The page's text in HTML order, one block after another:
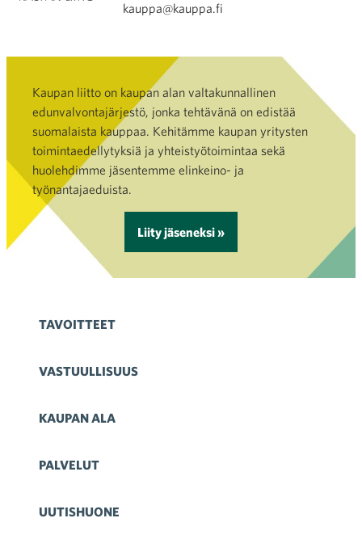
kauppa@kauppa.fi
Kaupan liitto on kaupan alan valtakunnallinen
edunvalvontajärjestö, jonka tehtävänä on edistää
suomalaista kauppaa. Kehitämme kaupan yritysten
toimintaedellytyksiä ja yhteistyötoimintaa sekä
huolehdimme jäsentemme elinkeino- ja
työnantajaeduista.
Liity jäseneksi »
TAVOITTEET
VASTUULLISUUS
KAUPAN ALA
PALVELUT
UUTISHUONE